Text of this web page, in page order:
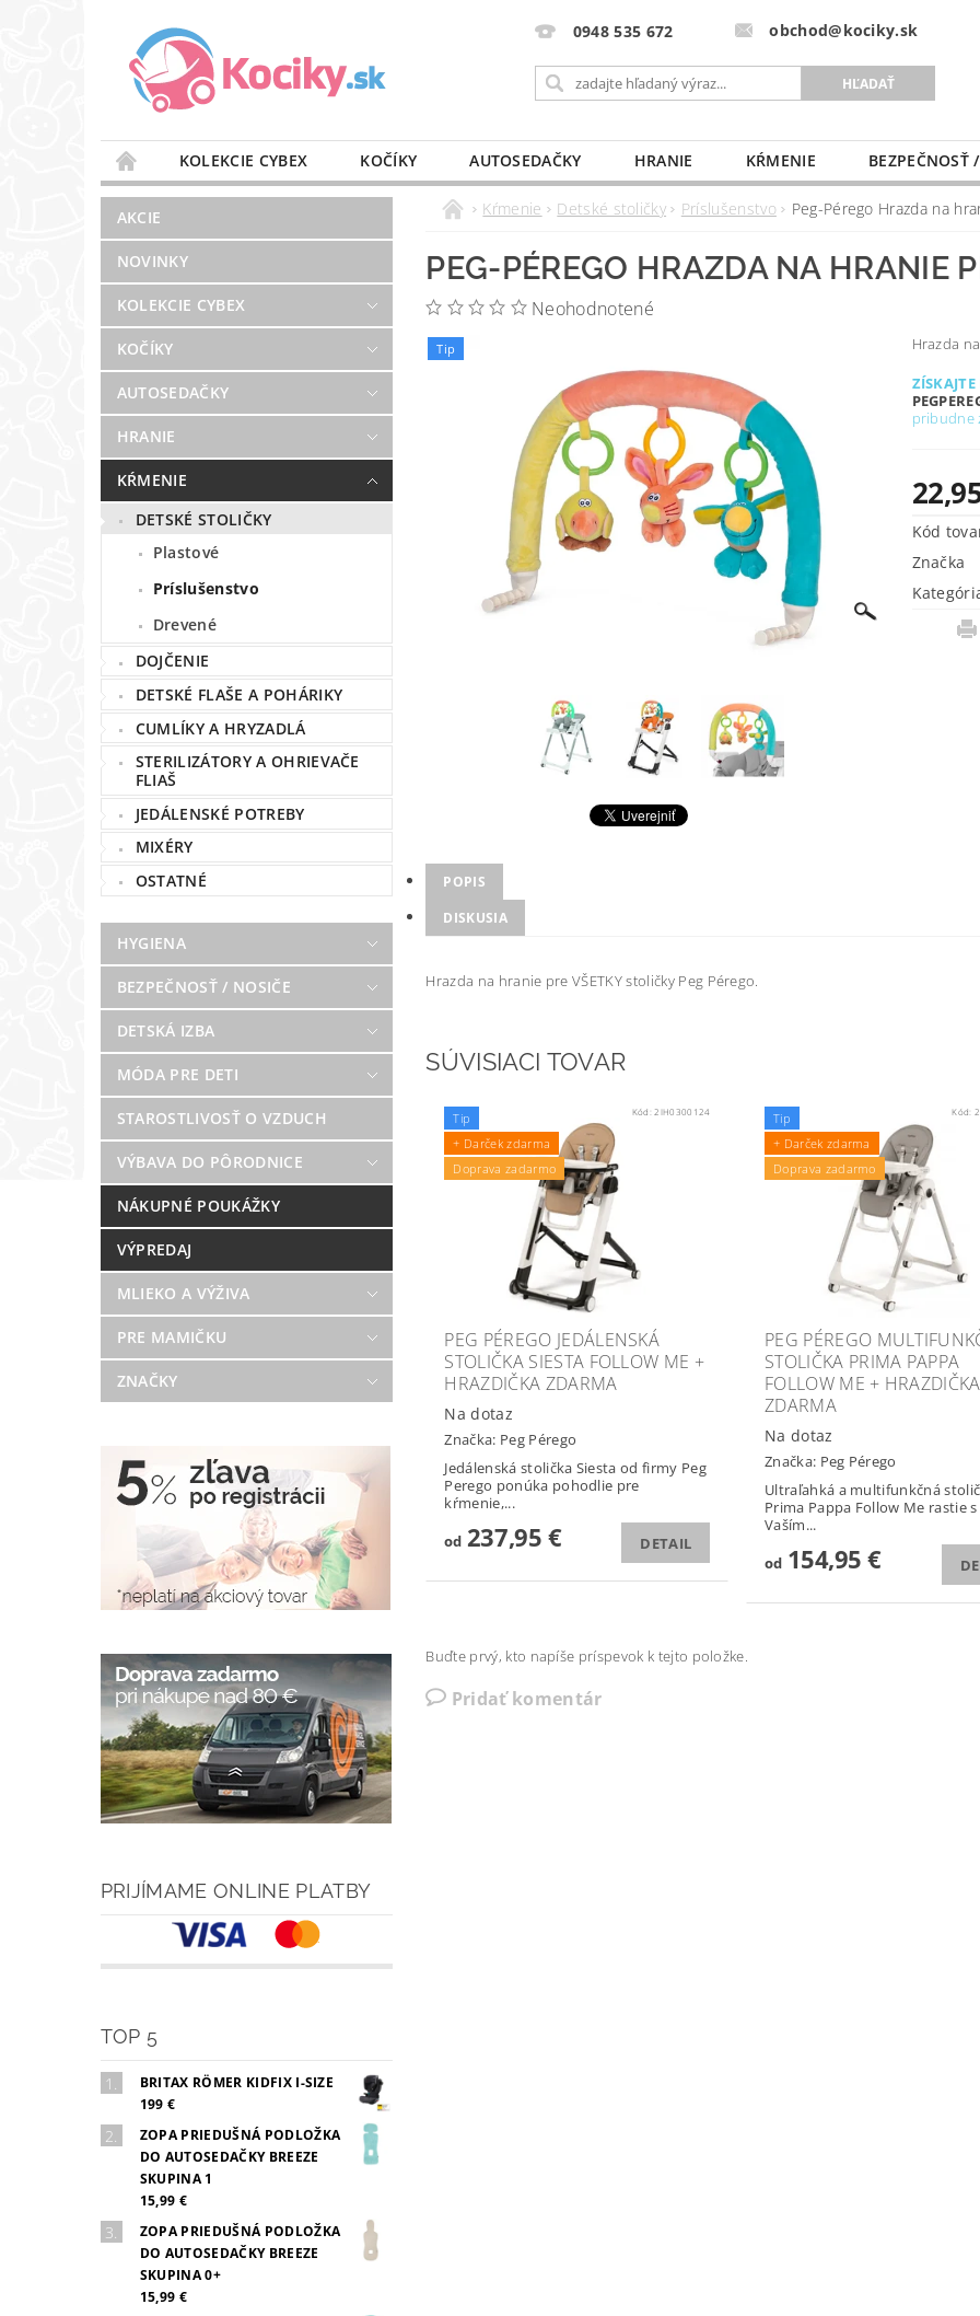
0948 535 672 obchod@kociky.sk
KOLEKCIE CYBEX KOČÍKY AUTOSEDAČKY HRANIE KŔMENIE BEZPEČNOSŤ
STAROSTLIVOSŤ O VZDUCH
VÝBAVA DO PÔRODNICE MLIEKO A VÝŽIVA PRE MAMIČKU
BLOG
PREDAJŇA KONTAKT
AKCIE
NOVINKY
KOLEKCIE CYBEX
KOČÍKY
AUTOSEDAČKY
HRANIE
KŔMENIE
DETSKÉ STOLIČKY
Plastové
Príslušenstvo
Drevené
DOJČENIE
DETSKÉ FLAŠE A POHÁRIKY
CUMLÍKY A HRYZADLÁ
STERILIZÁTORY A OHRIEVAČE
FLIAŠ
JEDÁLENSKÉ POTREBY
MIXÉRY
OSTATNÉ
HYGIENA
BEZPEČNOSŤ / NOSIČE
DETSKÁ IZBA
MÓDA PRE DETI
STAROSTLIVOSŤ O VZDUCH
VÝBAVA DO PÔRODNICE
NÁKUPNÉ POUKÁŽKY
VÝPREDAJ
MLIEKO A VÝŽIVA
PRE MAMIČKU
ZNAČKY
PRIJÍMAME ONLINE PLATBY
TOP 5
BRITAX RÖMER KIDFIX I-SIZE
199 €
ZOPA PRIEDUŠNÁ PODLOŽKA
DO AUTOSEDAČKY BREEZE
SKUPINA 1
15,99 €
ZOPA PRIEDUŠNÁ PODLOŽKA
DO AUTOSEDAČKY BREEZE
SKUPINA 0+
15,99 €
Kŕmenie Detské stoličky Príslušenstvo Peg-Pérego Hrazda na
PEG-PÉREGO HRAZDA NA HRANIE
Neohodnotené
Tip
Hrazda
pribudne
Kód
Značka
POPIS
DISKUSIA
Hrazda na hranie pre VŠETKY stoličky Peg Pérego.
SÚVISIACI TOVAR
Tip
+ Darček zdarma
Doprava zadarmo
Kód:2IH0300124
PEG PÉREGO JEDÁLENSKÁ
STOLIČKA SIESTA FOLLOW ME +
HRAZDIČKA ZDARMA
Na dotaz
Značka: Peg Pérego
Jedálenská stolička Siesta od firmy Peg
Perego ponúka pohodlie pre
kŕmenie,...
od237,95 € DETAIL
Tip
+ Darček zdarma
Doprava zadarmo
Kód:
PEG PÉREGO
STOLIČKA PRIMA PAPPA
FOLLOW ME + HRAZDIČKA
ZDARMA
Na dotaz
Značka: Peg Pérego
Ultraľahká a multifunkčná
Prima Pappa Follow Me rastie s
Vaším...
od154,95 €
Buďte prvý, kto napíše príspevok k tejto položke.
Pridať komentár